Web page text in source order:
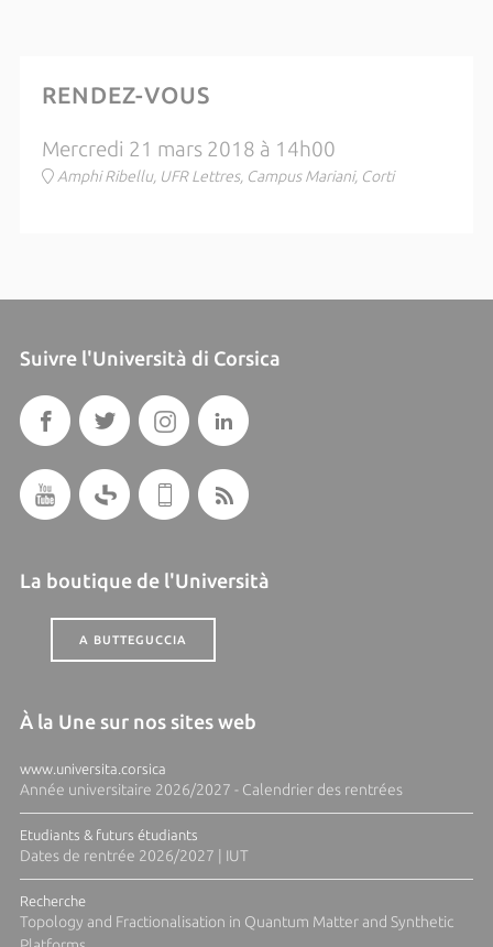
RENDEZ-VOUS
Mercredi 21 mars 2018 à 14h00
Amphi Ribellu, UFR Lettres, Campus Mariani, Corti
Suivre l'Università di Corsica
La boutique de l'Università
A BUTTEGUCCIA
À la Une sur nos sites web
www.universita.corsica
Année universitaire 2026/2027 - Calendrier des rentrées
Etudiants & futurs étudiants
Dates de rentrée 2026/2027 | IUT
Recherche
Topology and Fractionalisation in Quantum Matter and Synthetic